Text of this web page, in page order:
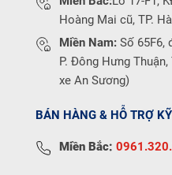
Hoàng Mai cũ, TP.
Miền Nam: Số 65F6,
P. Đông Hưng
xe An Sương)
BÁN HÀNG & HỖ TRỢ
Miền Bắc: